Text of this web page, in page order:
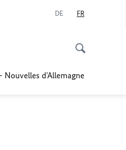
DE FR
Nouvelles d'Allemagne